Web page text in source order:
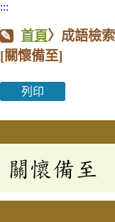
:::
首頁〉成語檢
[關懷備至]
列印
關懷備至